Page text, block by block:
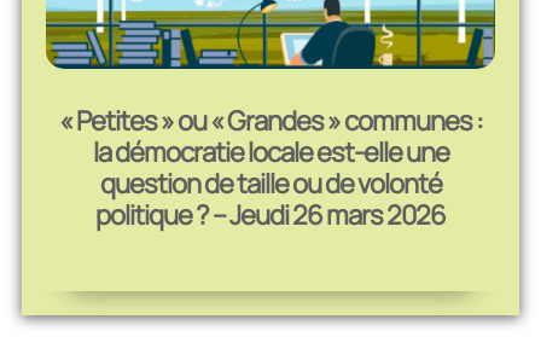
« Petites » ou « Grandes » communes :
la démocratie locale est-elle une
question de taille ou de volonté
politique ? – Jeudi 26 mars 2026